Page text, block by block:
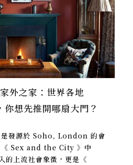
外之家：世界各地
想先推開哪扇大門？
是發源於 Soho, London 的會
《 Sex and the City 》中
上流社會象徵，更是《